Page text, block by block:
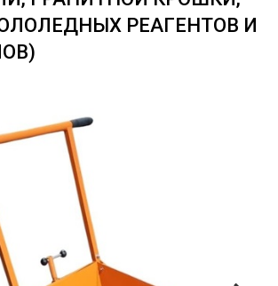
РЕАГЕНТОВ И